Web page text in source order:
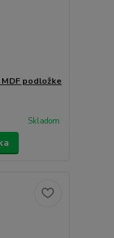
podložke
Skladom